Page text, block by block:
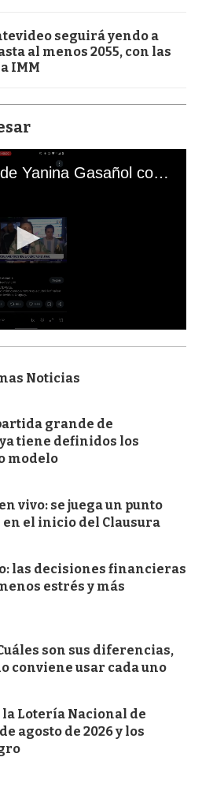
seguirá yendo a
al menos 2055, con las
IMM
El mal momento de Yanina Gasañol con un hincha argentino en "Subrayado"
Noticias
grande de
tiene definidos los
modelo
vivo: se juega un punto
el inicio del Clausura
las decisiones financieras
estrés y más
son sus diferencias,
conviene usar cada uno
Lotería Nacional de
agosto de 2026 y los